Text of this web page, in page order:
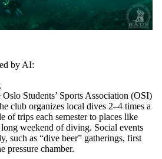
by AI:
Students’ Sports Association (OSI)
club organizes local dives 2–4 times a
of trips each semester to places like
weekend of diving. Social events
such as “dive beer” gatherings, first
pressure chamber.